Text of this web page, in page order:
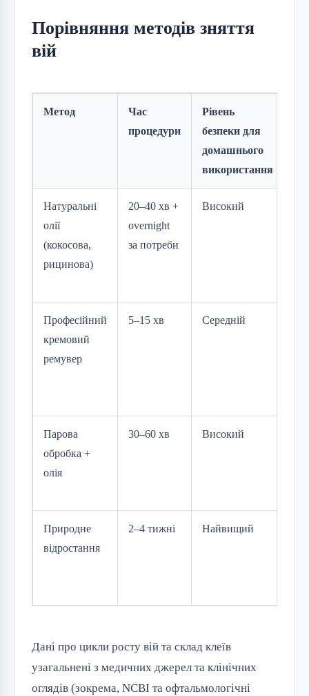
Порівняння методів зняття
вій
Метод
Час
процедури
Рівень
безпеки для
домашнього
використання
Натуральні
олії
(кокосова,
рицинова)
20–40 хв +
overnight
за потреби
Високий
Професійний
кремовий
ремувер
5–15 хв Середній
Парова
обробка +
олія
30–60 хв Високий
Природне
відростання
2–4 тижні Найвищий
Дані про цикли росту вій та склад клеїв
узагальнені з медичних джерел та клінічних
оглядів (зокрема, NCBI та офтальмологічні